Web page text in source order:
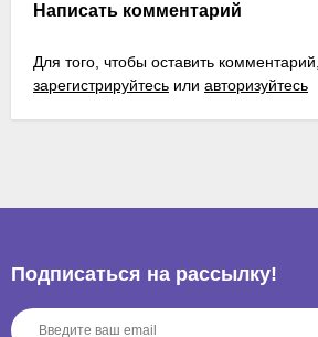
Написать комментарий
Для того, чтобы оставить
зарегистрируйтесь или авторизуйтесь
Подписаться на рассылкy!